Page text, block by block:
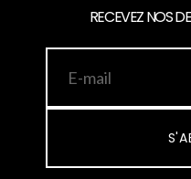
RECEVEZ NOS